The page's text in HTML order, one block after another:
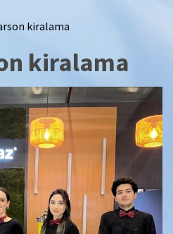
kiralama
kiralama